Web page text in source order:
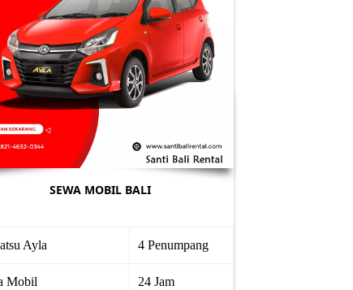
SEWA MOBIL BALI
Ayla 4 Penumpang
Mobil 24 Jam